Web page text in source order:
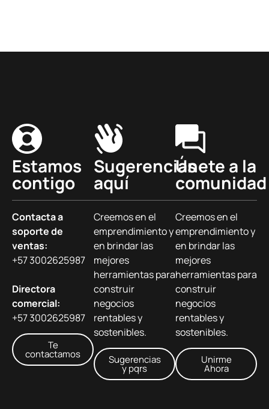
Estamos
contigo
Contacta a
soporte de
ventas:
+57 3002625987
Directora
comercial:
+57 3002625987
Te
contactamos
Sugerencias
aquí
Creemos en el
emprendimiento y
en brindar las
mejores
herramientas para
construir
negocios
rentables y
sostenibles.
Sugerencias
y pqrs
Únete a la
comunidad
Creemos en el
emprendimiento y
en brindar las
mejores
herramientas para
construir
negocios
rentables y
sostenibles.
Unirme
Ahora